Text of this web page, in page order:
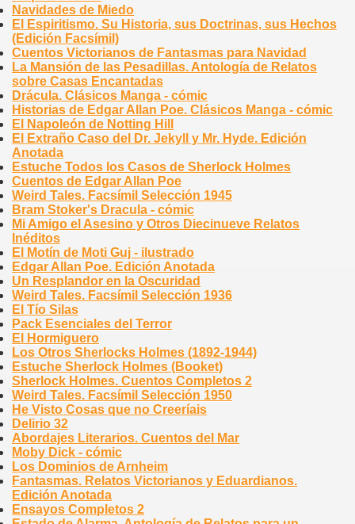
Navidades de Miedo
El Espiritismo. Su Historia, sus Doctrinas, sus Hechos
(Edición Facsímil)
Cuentos Victorianos de Fantasmas para Navidad
La Mansión de las Pesadillas. Antología de Relatos
sobre Casas Encantadas
Drácula. Clásicos Manga - cómic
Historias de Edgar Allan Poe. Clásicos Manga - cómic
El Napoleón de Notting Hill
El Extraño Caso del Dr. Jekyll y Mr. Hyde. Edición
Anotada
Estuche Todos los Casos de Sherlock Holmes
Cuentos de Edgar Allan Poe
Weird Tales. Facsímil Selección 1945
Bram Stoker's Dracula - cómic
Mi Amigo el Asesino y Otros Diecinueve Relatos
Inéditos
El Motín de Moti Guj - ilustrado
Edgar Allan Poe. Edición Anotada
Un Resplandor en la Oscuridad
Weird Tales. Facsímil Selección 1936
El Tío Silas
Pack Esenciales del Terror
El Hormiguero
Los Otros Sherlocks Holmes (1892-1944)
Estuche Sherlock Holmes (Booket)
Sherlock Holmes. Cuentos Completos 2
Weird Tales. Facsímil Selección 1950
He Visto Cosas que no Creeríais
Delirio 32
Abordajes Literarios. Cuentos del Mar
Moby Dick - cómic
Los Dominios de Arnheim
Fantasmas. Relatos Victorianos y Eduardianos.
Edición Anotada
Ensayos Completos 2